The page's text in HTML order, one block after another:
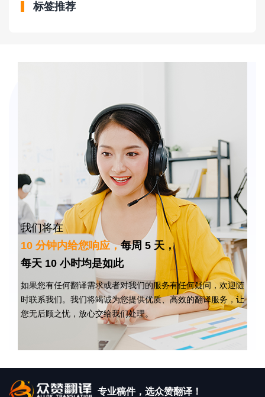
标签推荐
我们将在
10 分钟内给您响应，每周 5 天，
每天 10 小时均是如此
如果您有任何翻译需求或者对我们的服务有任何疑问，欢迎随
时联系我们。我们将竭诚为您提供优质、高效的翻译服务，让
您无后顾之忧，放心交给我们处理。
专业稿件，选众赞翻译！